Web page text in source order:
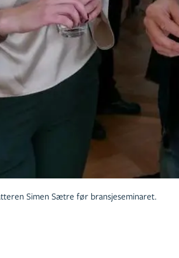
Simen Sætre før bransjeseminaret.